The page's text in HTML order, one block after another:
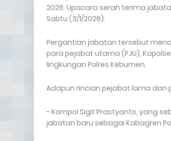
2026. Upacara serah terima
Sabtu (3/1/2026).
Pergantian jabatan tersebut
para pejabat utama (PJU),
lingkungan Polres Kebumen.
Adapun rincian pejabat lama dan
- Kompol Sigit Prastyanto, yang
jabatan baru sebagai Kabagren